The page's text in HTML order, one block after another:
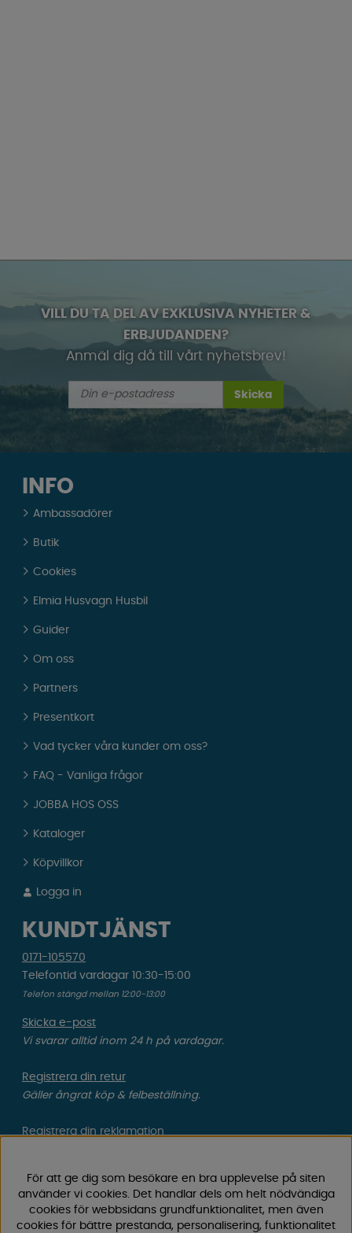
VILL DU TA DEL AV EXKLUSIVA NYHETER &
ERBJUDANDEN?
Anmäl dig då till vårt nyhetsbrev!
Skicka
INFO
Ambassadörer
Butik
Cookies
Elmia Husvagn Husbil
Guider
Om oss
Partners
Presentkort
Vad tycker våra kunder om oss?
FAQ - Vanliga frågor
JOBBA HOS OSS
Kataloger
Köpvillkor
Logga in
KUNDTJÄNST
0171-105570
Telefontid vardagar 10:30-15:00
Telefon stängd mellan 12:00-13:00
Skicka e-post
Vi svarar alltid inom 24 h på vardagar.
Registrera din retur
Gäller ångrat köp & felbeställning.
Registrera din reklamation
Campingvaruhuset Butik Enköping
Hitta till vår butik & se öppettider
För att ge dig som besökare en bra upplevelse på siten
använder vi cookies. Det handlar dels om helt nödvändiga
cookies för webbsidans grundfunktionalitet, men även
cookies för bättre prestanda, personalisering, funktionalitet